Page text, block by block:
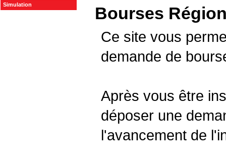
Simulation Bourses
Ce site vous
demande de
Après vous être
déposer une
l'avancement de